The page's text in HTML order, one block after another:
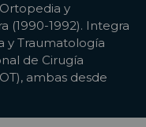
y
(1990-1992). Integra
y Traumatología
de Cirugía
ambas desde